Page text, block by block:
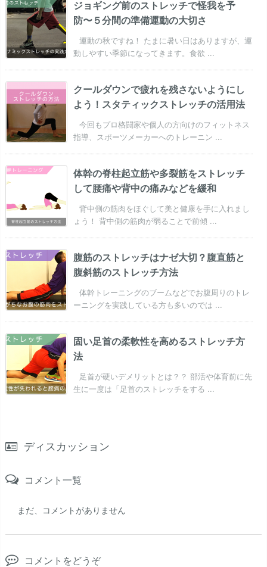
ジョギング前のストレッチで怪我を予
防〜５分間の準備運動の大切さ
運動の秋ですね！ たまに暑い日はありますが、運
動しやすい季節になってきます。食欲 ...
クールダウンで疲れを残さないようにし
よう！スタティックストレッチの活用法
今回もプロ格闘家や個人の方向けのフィットネス
指導、スポーツメーカーへのトレーニン ...
体幹の脊柱起立筋や多裂筋をストレッチ
して腰痛や背中の痛みなどを緩和
背中側の筋肉をほぐして美と健康を手に入れまし
ょう！ 背中側の筋肉が弱ることで前傾 ...
腹筋のストレッチはナゼ大切？腹直筋と
腹斜筋のストレッチ方法
体幹トレーニングのブームなどでお腹周りのトレ
ーニングを実践している方も多いのでは ...
固い足首の柔軟性を高めるストレッチ方
法
足首が硬いデメリットとは？？ 部活や体育前に先
生に一度は「足首のストレッチをする ...
ディスカッション
コメント一覧
まだ、コメントがありません
コメントをどうぞ